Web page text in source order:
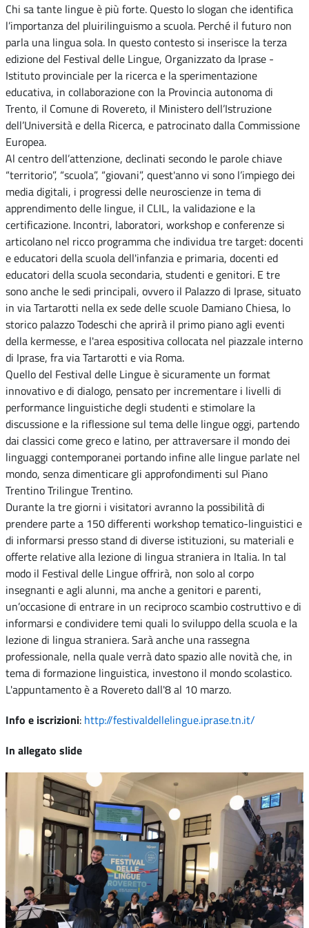
Chi sa tante lingue è più forte. Questo lo slogan che identifica
l’importanza del pluirilinguismo a scuola. Perché il futuro non
parla una lingua sola. In questo contesto si inserisce la terza
edizione del Festival delle Lingue, Organizzato da Iprase -
Istituto provinciale per la ricerca e la sperimentazione
educativa, in collaborazione con la Provincia autonoma di
Trento, il Comune di Rovereto, il Ministero dell’Istruzione
dell’Università e della Ricerca, e patrocinato dalla Commissione
Europea.
Al centro dell’attenzione, declinati secondo le parole chiave
“territorio”, “scuola”, “giovani”, quest'anno vi sono l’impiego dei
media digitali, i progressi delle neuroscienze in tema di
apprendimento delle lingue, il CLIL, la validazione e la
certificazione. Incontri, laboratori, workshop e conferenze si
articolano nel ricco programma che individua tre target: docenti
e educatori della scuola dell'infanzia e primaria, docenti ed
educatori della scuola secondaria, studenti e genitori. E tre
sono anche le sedi principali, ovvero il Palazzo di Iprase, situato
in via Tartarotti nella ex sede delle scuole Damiano Chiesa, lo
storico palazzo Todeschi che aprirà il primo piano agli eventi
della kermesse, e l'area espositiva collocata nel piazzale interno
di Iprase, fra via Tartarotti e via Roma.
Quello del Festival delle Lingue è sicuramente un format
innovativo e di dialogo, pensato per incrementare i livelli di
performance linguistiche degli studenti e stimolare la
discussione e la riflessione sul tema delle lingue oggi, partendo
dai classici come greco e latino, per attraversare il mondo dei
linguaggi contemporanei portando infine alle lingue parlate nel
mondo, senza dimenticare gli approfondimenti sul Piano
Trentino Trilingue Trentino.
Durante la tre giorni i visitatori avranno la possibilità di
prendere parte a 150 differenti workshop tematico-linguistici e
di informarsi presso stand di diverse istituzioni, su materiali e
offerte relative alla lezione di lingua straniera in Italia. In tal
modo il Festival delle Lingue offrirà, non solo al corpo
insegnanti e agli alunni, ma anche a genitori e parenti,
un’occasione di entrare in un reciproco scambio costruttivo e di
informarsi e condividere temi quali lo sviluppo della scuola e la
lezione di lingua straniera. Sarà anche una rassegna
professionale, nella quale verrà dato spazio alle novità che, in
tema di formazione linguistica, investono il mondo scolastico.
L'appuntamento è a Rovereto dall'8 al 10 marzo.
Info e iscrizioni: http://festivaldellelingue.iprase.tn.it/
In allegato slide